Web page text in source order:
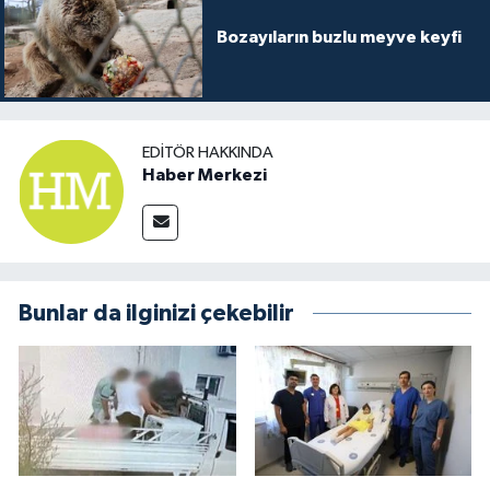
Bozayıların buzlu meyve keyfi
EDITÖR HAKKINDA
Haber Merkezi
Bunlar da ilginizi çekebilir